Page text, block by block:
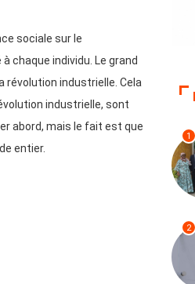
sociale sur le
chaque individu. Le grand
révolution industrielle. Cela
industrielle, sont
abord, mais le fait est que
entier.
1
2